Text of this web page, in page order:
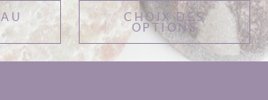
CHOIX DES
OPTIONS